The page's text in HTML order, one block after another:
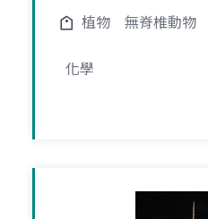
植物 無脊椎動物
化學